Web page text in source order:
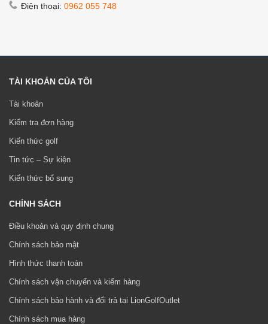
Điện thoại: 0962 055 748
TÀI KHOẢN CỦA TÔI
Tài khoản
Kiểm tra đơn hàng
Kiến thức golf
Tin tức – Sự kiện
Kiến thức bổ sung
CHÍNH SÁCH
Điều khoản và quy định chung
Chính sách bảo mật
Hình thức thanh toán
Chính sách vận chuyển và kiểm hàng
Chính sách bảo hành và đổi trả tại LionGolfOutlet
Chính sách mua hàng